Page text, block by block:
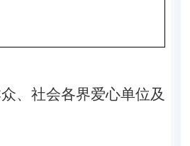
、社会各界爱心单位及